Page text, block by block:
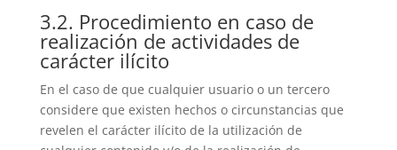
3.2. Procedimiento en caso de
realización de actividades de
carácter ilícito
En el caso de que cualquier usuario o un tercero
considere que existen hechos o circunstancias que
revelen el carácter ilícito de la utilización de